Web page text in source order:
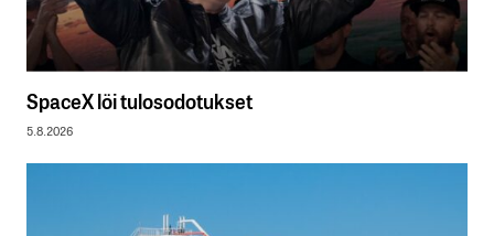
SpaceX löi tulosodotukset
5.8.2026